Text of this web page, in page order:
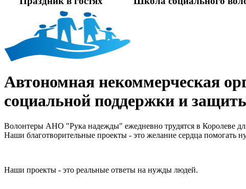
Автономная некоммерческая
социальной поддержки и
Волонтеры АНО "Рука надежды" ежедневно трудятся в Королеве
Наши благотворительные проекты - это желание сердца
Наши проекты - это реальные ответы на нужды людей.